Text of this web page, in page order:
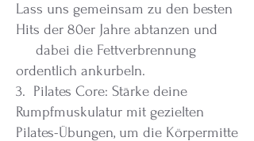
Lass uns gemeinsam zu den besten
Hits der 80er Jahre abtanzen und
dabei die Fettverbrennung
ordentlich ankurbeln.
3. Pilates Core: Stärke deine
Rumpfmuskulatur mit gezielten
Pilates-Übungen, um die Körpermitte